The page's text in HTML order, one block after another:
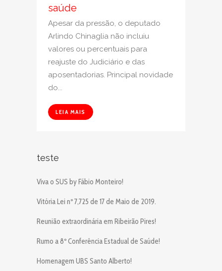
saúde
Apesar da pressão, o deputado
Arlindo Chinaglia não incluiu
valores ou percentuais para
reajuste do Judiciário e das
aposentadorias. Principal novidade
do...
LEIA MAIS
teste
Viva o SUS by Fábio Monteiro!
Vitória Lei nº 7,725 de 17 de Maio de 2019.
Reunião extraordinária em Ribeirão Pires!
Rumo a 8º Conferência Estadual de Saúde!
Homenagem UBS Santo Alberto!